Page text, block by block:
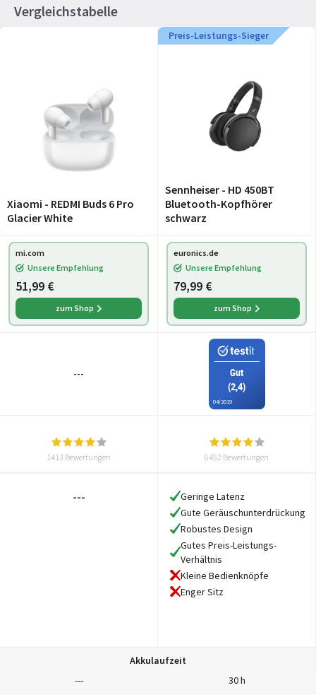
Vergleichstabelle
Xiaomi - REDMI Buds 6 Pro
Glacier White
Preis-Leistungs-Sieger
Sennheiser - HD 450BT
Bluetooth-Kopfhörer
schwarz
mi.com
Unsere Empfehlung
51,99 €
zum Shop
euronics.de
Unsere Empfehlung
79,99 €
zum Shop
---
Gut
(2,4)
04/2019
1413 Bewertungen 6452 Bewertungen
---
Geringe Latenz
Gute Geräuschunterdrückung
Robustes Design
Gutes Preis-Leistungs-
Verhältnis
Kleine Bedienknöpfe
Enger Sitz
Akkulaufzeit
---
30 h